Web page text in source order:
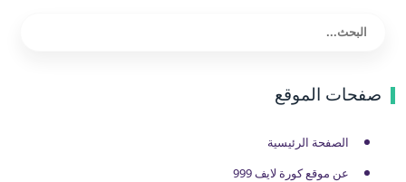
صفحات الموقع
الصفحة الرئيسية
عن موقع كورة لايف 999